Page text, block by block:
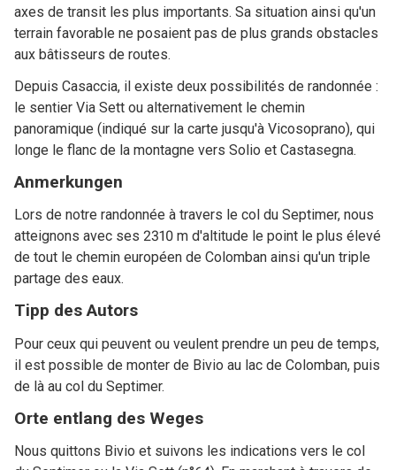
axes de transit les plus importants. Sa situation ainsi qu'un
terrain favorable ne posaient pas de plus grands obstacles
aux bâtisseurs de routes.
Depuis Casaccia, il existe deux possibilités de randonnée :
le sentier Via Sett ou alternativement le chemin
panoramique (indiqué sur la carte jusqu'à Vicosoprano), qui
longe le flanc de la montagne vers Solio et Castasegna.
Anmerkungen
Lors de notre randonnée à travers le col du Septimer, nous
atteignons avec ses 2310 m d'altitude le point le plus élevé
de tout le chemin européen de Colomban ainsi qu'un triple
partage des eaux.
Tipp des Autors
Pour ceux qui peuvent ou veulent prendre un peu de temps,
il est possible de monter de Bivio au lac de Colomban, puis
de là au col du Septimer.
Orte entlang des Weges
Nous quittons Bivio et suivons les indications vers le col